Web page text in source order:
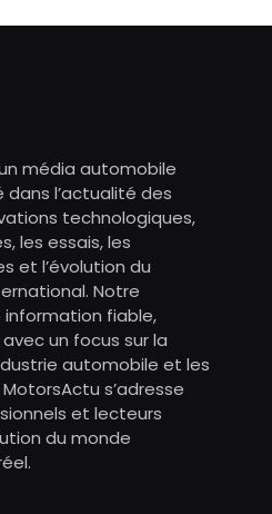
média automobile
l’actualité des
technologiques,
les essais, les
et l’évolution du
Notre
fiable,
un focus sur la
automobile et les
s’adresse
et lecteurs
du monde